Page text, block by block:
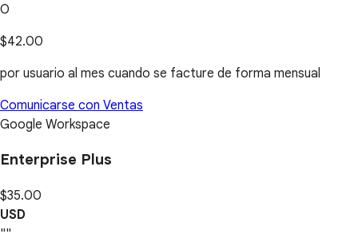
O
$42.00
por usuario al mes cuando se facture de forma mensual
Comunicarse con Ventas
Google Workspace
Enterprise Plus
$35.00
USD